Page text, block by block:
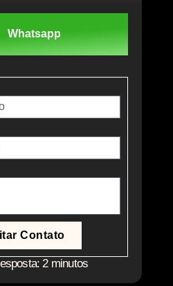
Whatsapp
Contato
2 minutos